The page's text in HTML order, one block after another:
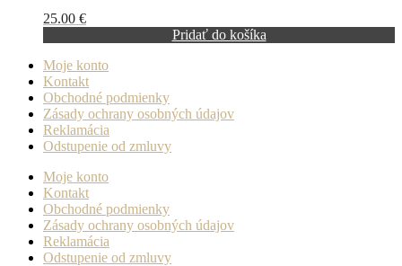
25.00 €
Pridať do košíka
Moje konto
Kontakt
Obchodné podmienky
Zásady ochrany osobných údajov
Reklamácia
Odstupenie od zmluvy
Moje konto
Kontakt
Obchodné podmienky
Zásady ochrany osobných údajov
Reklamácia
Odstupenie od zmluvy